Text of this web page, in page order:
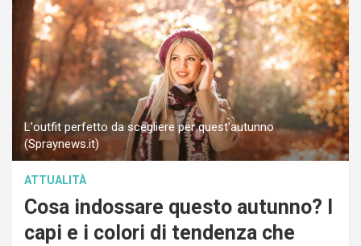
L'outfit perfetto da scegliere per quest'autunno
(Spraynews.it)
ATTUALITÀ
Cosa indossare questo autunno? I
capi e i colori di tendenza che